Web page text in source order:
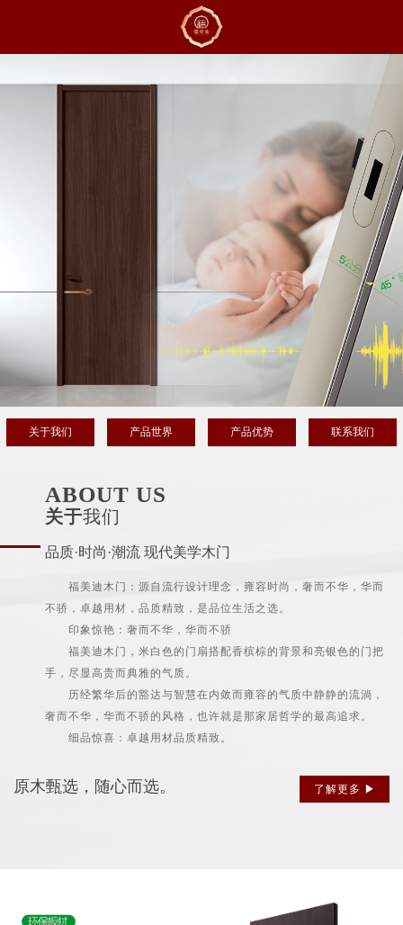
关于我们 产品世界 产品优势 联系我们
ABOUT US
关于我们
品质·时尚·潮流 现代美学木门
福美迪木门：源自流行设计理念，雍容时尚，奢而不华，华而
不骄，卓越用材，品质精致，是品位生活之选。
印象惊艳：奢而不华，华而不骄
福美迪木门，米白色的门扇搭配香槟棕的背景和亮银色的门把
手，尽显高贵而典雅的气质。
历经繁华后的豁达与智慧在内敛而雍容的气质中静静的流淌，
奢而不华，华而不骄的风格，也许就是那家居哲学的最高追求。
细品惊喜：卓越用材品质精致。
了解更多 ▶
原木甄选，随心而选。